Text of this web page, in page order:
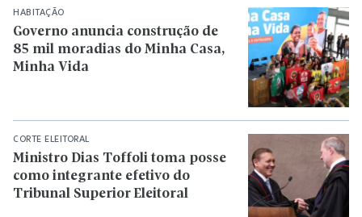
HABITAÇÃO
Governo anuncia construção de
85 mil moradias do Minha Casa,
Minha Vida
CORTE ELEITORAL
Ministro Dias Toffoli toma posse
como integrante efetivo do
Tribunal Superior Eleitoral